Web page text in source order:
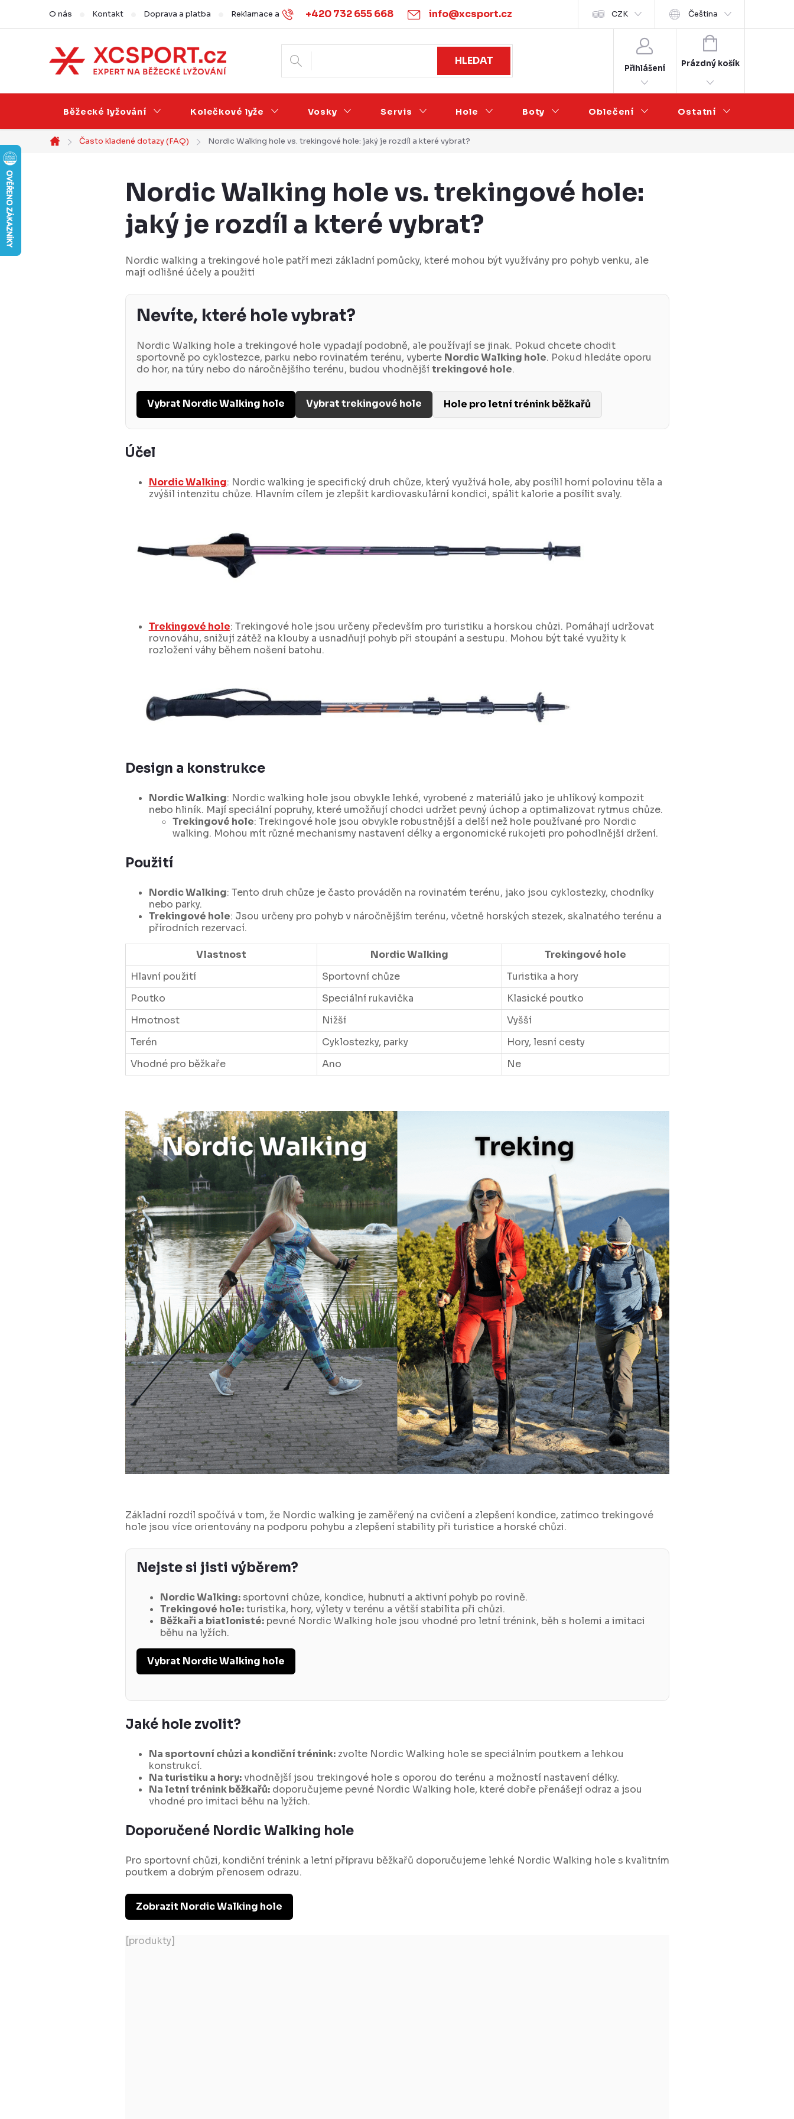
obsah
+420 732 655 668 info@xcsport.cz
O nás Kontakt Doprava a platba Reklamace a vrácení Obchodní podmínky Ochrana osobních údajů Velkoobchod CZK Čeština
HLEDAT
Přihlášení
NÁKUPNÍ
KOŠÍK
Prázdný košík
Běžecké lyžování Kolečkové lyže Vosky Servis Hole Boty Oblečení Ostatní
Domů
Často kladené dotazy (FAQ) Nordic Walking hole vs. trekingové hole: jaký je rozdíl a které vybrat?
Nordic Walking hole vs. trekingové hole:
jaký je rozdíl a které vybrat?
Nordic walking a trekingové hole patří mezi základní pomůcky, které mohou být využívány pro pohyb venku, ale
mají odlišné účely a použití
Nevíte, které hole vybrat?
Nordic Walking hole a trekingové hole vypadají podobně, ale používají se jinak. Pokud chcete chodit
sportovně po cyklostezce, parku nebo rovinatém terénu, vyberte Nordic Walking hole. Pokud hledáte oporu
do hor, na túry nebo do náročnějšího terénu, budou vhodnějšítrekingové hole.
Vybrat Nordic Walking hole Vybrat trekingové hole Hole pro letní trénink běžkařů
Účel
Nordic Walking: Nordic walking je specifický druh chůze, který využívá hole, aby posílil horní polovinu těla a
zvýšil intenzitu chůze. Hlavním cílem je zlepšit kardiovaskulární kondici, spálit kalorie a posílit svaly.
Trekingové hole: Trekingové hole jsou určeny především pro turistiku a horskou chůzi. Pomáhají udržovat
rovnováhu, snižují zátěž na klouby a usnadňují pohyb při stoupání a sestupu. Mohou být také využity k
rozložení váhy během nošení batohu.
Design a konstrukce
Nordic Walking: Nordic walking hole jsou obvykle lehké, vyrobené z materiálů jako je uhlíkový kompozit
nebo hliník. Mají speciální popruhy, které umožňují chodci udržet pevný úchop a optimalizovat rytmus chůze.
Trekingové hole: Trekingové hole jsou obvykle robustnější a delší než hole používané pro Nordic
walking. Mohou mít různé mechanismy nastavení délky a ergonomické rukojeti pro pohodlnější držení.
Použití
Nordic Walking: Tento druh chůze je často prováděn na rovinatém terénu, jako jsou cyklostezky, chodníky
nebo parky.
Trekingové hole: Jsou určeny pro pohyb v náročnějším terénu, včetně horských stezek, skalnatého terénu a
přírodních rezervací.
Vlastnost Nordic Walking
Trekingové hole
Hlavní použití
Sportovní chůze
Turistika a hory
Poutko
Speciální rukavička
Klasické poutko
Hmotnost
Nižší
Vyšší
Terén
Cyklostezky, parky
Hory, lesní cesty
Vhodné pro běžkaře
Ano Ne
Základní rozdíl spočívá v tom, že Nordic walking je zaměřený na cvičení a zlepšení kondice, zatímco trekingové
hole jsou více orientovány na podporu pohybu a zlepšení stability při turistice a horské chůzi.
Nejste si jisti výběrem?
Nordic Walking:sportovní chůze, kondice, hubnutí a aktivní pohyb po rovině.
Trekingové hole:turistika, hory, výlety v terénu a větší stabilita při chůzi.
Běžkaři a biatlonisté:pevné Nordic Walking hole jsou vhodné pro letní trénink, běh s holemi a imitaci
běhu na lyžích.
Vybrat Nordic Walking hole
Jaké hole zvolit?
Na sportovní chůzi a kondiční trénink:zvolte Nordic Walking hole se speciálním poutkem a lehkou
konstrukcí.
Na turistiku a hory:vhodnější jsou trekingové hole s oporou do terénu a možností nastavení délky.
Na letní trénink běžkařů:doporučujeme pevné Nordic Walking hole, které dobře přenášejí odraz a jsou
vhodné pro imitaci běhu na lyžích.
Doporučené Nordic Walking hole
Pro sportovní chůzi, kondiční trénink a letní přípravu běžkařů doporučujeme lehké Nordic Walking hole s kvalitním
poutkem a dobrým přenosem odrazu.
Zobrazit Nordic Walking hole
[produkty]